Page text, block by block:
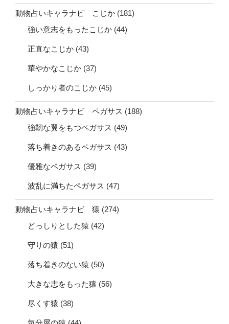
動物占いキャラナビ こじか (181)
強い意志をもったこじか (44)
正直なこじか (43)
華やかなこじか (37)
しっかり者のこじか (45)
動物占いキャラナビ ペガサス (188)
強靭な翼をもつペガサス (49)
落ち着きのあるペガサス (43)
優雅なペガサス (39)
波乱に満ちたペガサス (47)
動物占いキャラナビ 猿 (274)
どっしりとした猿 (42)
守りの猿 (51)
落ち着きのない猿 (50)
大きな志をもった猿 (56)
尽くす猿 (38)